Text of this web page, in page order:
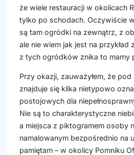
że wiele restauracji w okolicach
tylko po schodach. Oczywiście
są tam ogródki na zewnątrz, z
ale nie wiem jak jest na przykład
z tych ogródków znika to mamy
Przy okazji, zauważyłem, że
znajduje się kilka nietypowo
postojowych dla
Nie są to charakterystyczne
a miejsca z piktogramem osoby
namalowanym bezpośrednio na
pamiętam – w okolicy Pomniku